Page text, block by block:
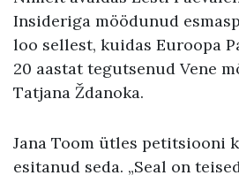
Insideriga möödunud
loo sellest, kuidas Euroopa
20 aastat tegutsenud Vene
Tatjana Ždanoka.
Jana Toom ütles petitsiooni
esitanud seda. „Seal on